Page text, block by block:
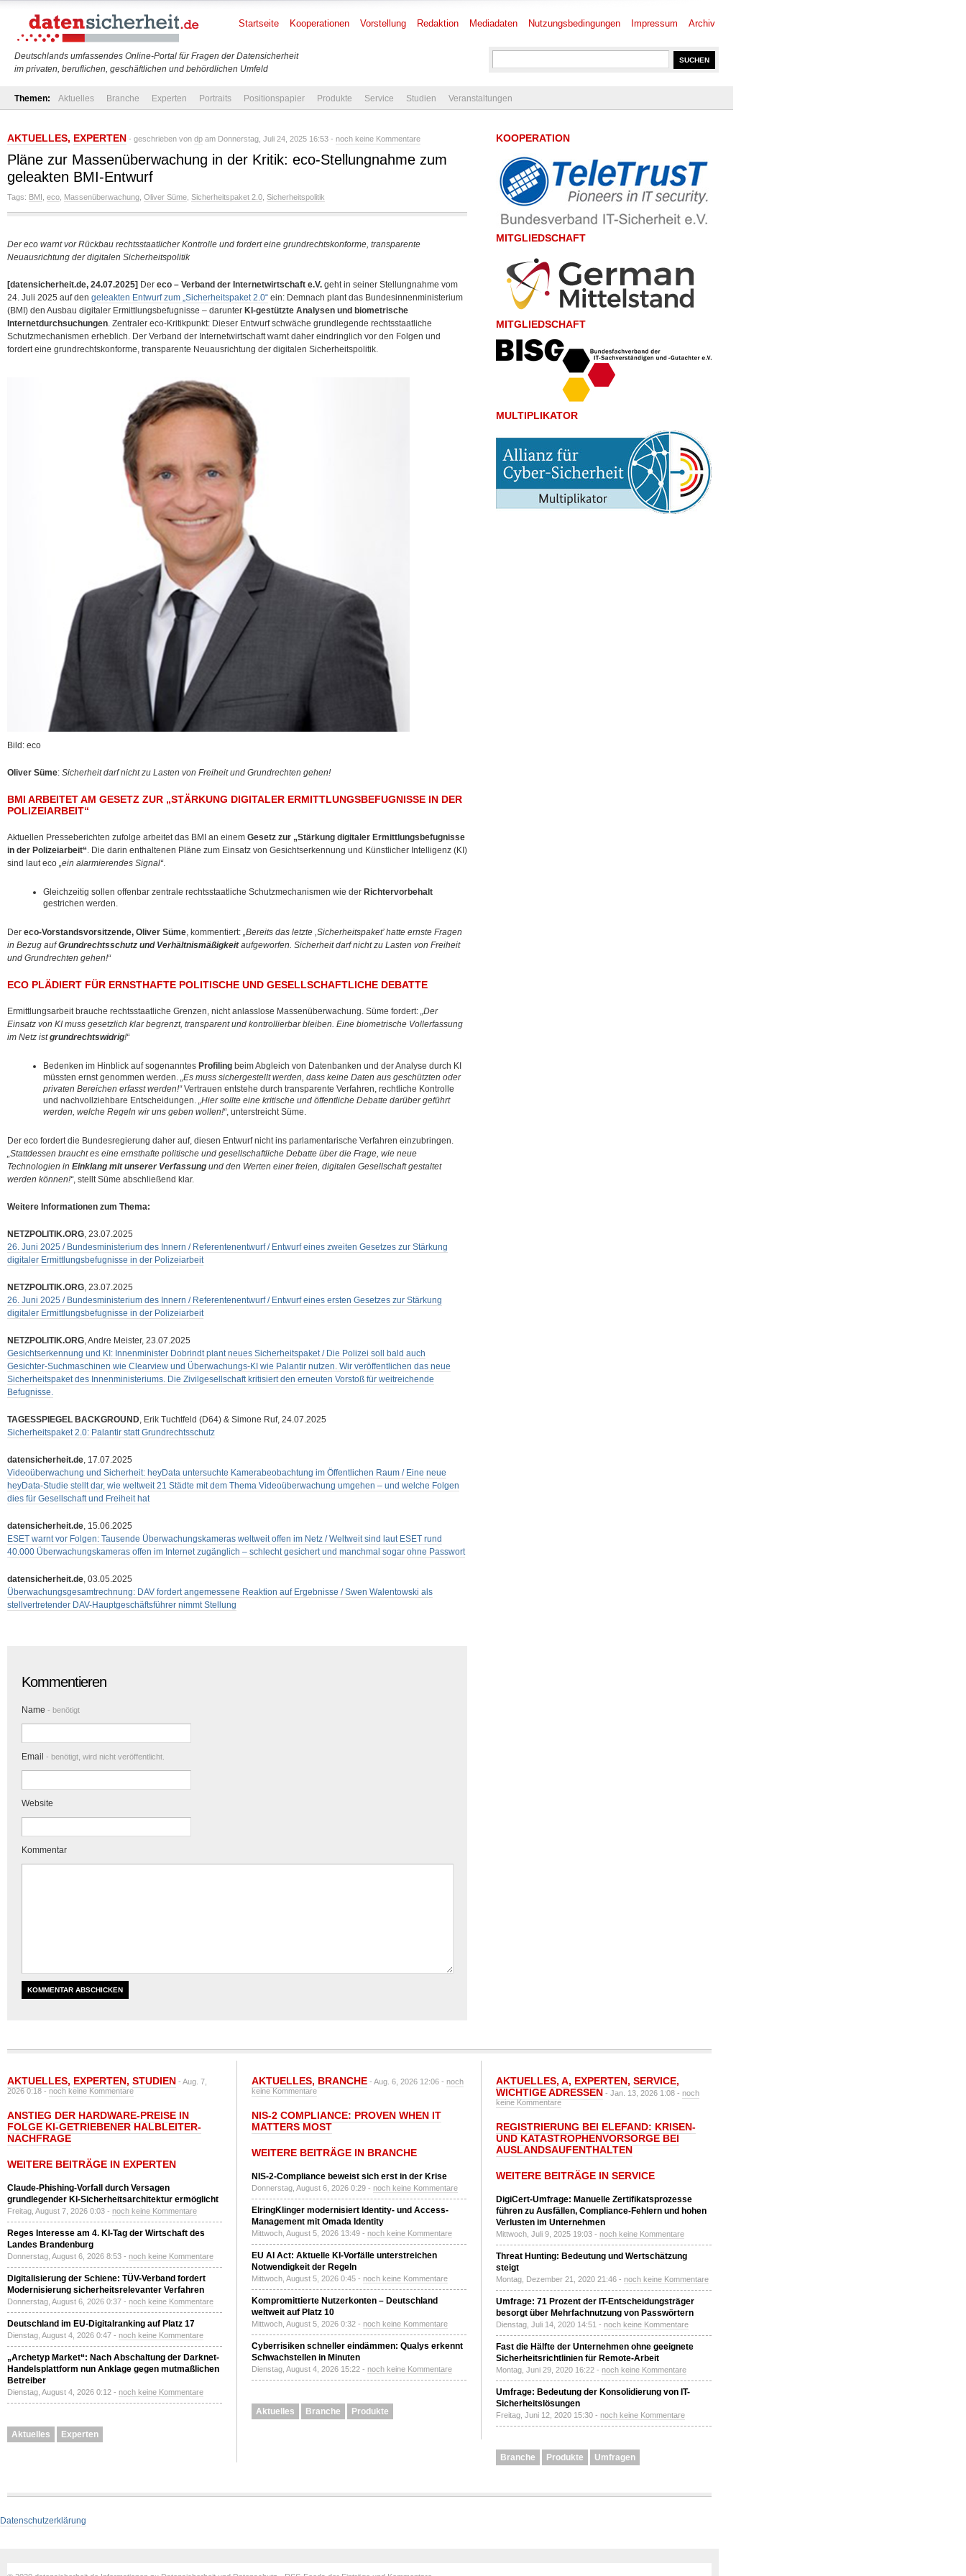
Deutschlands umfassendes Online-Portal für Fragen der Datensicherheit
im privaten, beruflichen, geschäftlichen und behördlichen Umfeld
Startseite Kooperationen Vorstellung Redaktion Mediadaten Nutzungsbedingungen Impressum Archiv
Themen: Aktuelles Branche Experten Portraits Positionspapier Produkte Service Studien Veranstaltungen
AKTUELLES, EXPERTEN - geschrieben von dp am Donnerstag, Juli 24, 2025 16:53 - noch keine Kommentare
Pläne zur Massenüberwachung in der Kritik: eco-Stellungnahme zum
geleakten BMI-Entwurf
Tags: BMI eco Massenüberwachung Oliver Süme Sicherheitspaket 2.0 Sicherheitspolitik
Der eco warnt vor Rückbau rechtsstaatlicher Kontrolle und fordert eine grundrechtskonforme, transparente
Neuausrichtung der digitalen Sicherheitspolitik
[datensicherheit.de, 24.07.2025] Der eco – Verband der Internetwirtschaft e.V. geht in seiner Stellungnahme vom
24. Juli 2025 auf den geleakten Entwurf zum „Sicherheitspaket 2.0“ ein: Demnach plant das Bundesinnenministerium
(BMI) den Ausbau digitaler Ermittlungsbefugnisse – darunter KI-gestützte Analysen und biometrische
Internetdurchsuchungen. Zentraler eco-Kritikpunkt: Dieser Entwurf schwäche grundlegende rechtsstaatliche
Schutzmechanismen erheblich. Der Verband der Internetwirtschaft warnt daher eindringlich vor den Folgen und
fordert eine grundrechtskonforme, transparente Neuausrichtung der digitalen Sicherheitspolitik.
Bild: eco
Oliver Süme: Sicherheit darf nicht zu Lasten von Freiheit und Grundrechten gehen!
BMI ARBEITET AM GESETZ ZUR „STÄRKUNG DIGITALER ERMITTLUNGSBEFUGNISSE IN DER
POLIZEIARBEIT“
Aktuellen Presseberichten zufolge arbeitet das BMI an einem Gesetz zur „Stärkung digitaler Ermittlungsbefugnisse
in der Polizeiarbeit“. Die darin enthaltenen Pläne zum Einsatz von Gesichtserkennung und Künstlicher Intelligenz (KI)
sind laut eco „ein alarmierendes Signal“.
Gleichzeitig sollen offenbar zentrale rechtsstaatliche Schutzmechanismen wie der Richtervorbehalt
gestrichen werden.
Der eco-Vorstandsvorsitzende, Oliver Süme, kommentiert: „Bereits das letzte ,Sicherheitspaket’ hatte ernste Fragen
in Bezug aufGrundrechtsschutz und Verhältnismäßigkeitaufgeworfen. Sicherheit darf nicht zu Lasten von Freiheit
und Grundrechten gehen!“
ECO PLÄDIERT FÜR ERNSTHAFTE POLITISCHE UND GESELLSCHAFTLICHE DEBATTE
Ermittlungsarbeit brauche rechtsstaatliche Grenzen, nicht anlasslose Massenüberwachung. Süme fordert: „Der
Einsatz von KI muss gesetzlich klar begrenzt, transparent und kontrollierbar bleiben. Eine biometrische Vollerfassung
im Netz istgrundrechtswidrig!“
Bedenken im Hinblick auf sogenanntes Profiling beim Abgleich von Datenbanken und der Analyse durch KI
müssten ernst genommen werden. „Es muss sichergestellt werden, dass keine Daten aus geschützten oder
privaten Bereichen erfasst werden!“Vertrauen entstehe durch transparente Verfahren, rechtliche Kontrolle
und nachvollziehbare Entscheidungen. „Hier sollte eine kritische und öffentliche Debatte darüber geführt
werden, welche Regeln wir uns geben wollen!“, unterstreicht Süme.
Der eco fordert die Bundesregierung daher auf, diesen Entwurf nicht ins parlamentarische Verfahren einzubringen.
„Stattdessen braucht es eine ernsthafte politische und gesellschaftliche Debatte über die Frage, wie neue
Technologien in Einklang mit unserer Verfassung und den Werten einer freien, digitalen Gesellschaft gestaltet
werden können!“, stellt Süme abschließend klar.
Weitere Informationen zum Thema:
NETZPOLITIK.ORG, 23.07.2025
26. Juni 2025 / Bundesministerium des Innern / Referentenentwurf / Entwurf eines zweiten Gesetzes zur Stärkung
digitaler Ermittlungsbefugnisse in der Polizeiarbeit
NETZPOLITIK.ORG, 23.07.2025
26. Juni 2025 / Bundesministerium des Innern / Referentenentwurf / Entwurf eines ersten Gesetzes zur Stärkung
digitaler Ermittlungsbefugnisse in der Polizeiarbeit
NETZPOLITIK.ORG, Andre Meister, 23.07.2025
Gesichtserkennung und KI: Innenminister Dobrindt plant neues Sicherheitspaket / Die Polizei soll bald auch
Gesichter-Suchmaschinen wie Clearview und Überwachungs-KI wie Palantir nutzen. Wir veröffentlichen das neue
Sicherheitspaket des Innenministeriums. Die Zivilgesellschaft kritisiert den erneuten Vorstoß für weitreichende
Befugnisse.
TAGESSPIEGEL BACKGROUND, Erik Tuchtfeld (D64) & Simone Ruf, 24.07.2025
Sicherheitspaket 2.0: Palantir statt Grundrechtsschutz
datensicherheit.de, 17.07.2025
Videoüberwachung und Sicherheit: heyData untersuchte Kamerabeobachtung im Öffentlichen Raum / Eine neue
heyData-Studie stellt dar, wie weltweit 21 Städte mit dem Thema Videoüberwachung umgehen – und welche Folgen
dies für Gesellschaft und Freiheit hat
datensicherheit.de, 15.06.2025
ESET warnt vor Folgen: Tausende Überwachungskameras weltweit offen im Netz / Weltweit sind laut ESET rund
40.000 Überwachungskameras offen im Internet zugänglich – schlecht gesichert und manchmal sogar ohne Passwort
datensicherheit.de, 03.05.2025
Überwachungsgesamtrechnung: DAV fordert angemessene Reaktion auf Ergebnisse / Swen Walentowski als
stellvertretender DAV-Hauptgeschäftsführer nimmt Stellung
Kommentieren
Name - benötigt
Email - benötigt, wird nicht veröffentlicht.
Website
Kommentar
KOOPERATION
MITGLIEDSCHAFT
MITGLIEDSCHAFT
MULTIPLIKATOR
AKTUELLES, EXPERTEN, STUDIEN - Aug. 7,
2026 0:18 -noch keine Kommentare
ANSTIEG DER HARDWARE-PREISE IN
FOLGE KI-GETRIEBENER HALBLEITER-
NACHFRAGE
WEITERE BEITRÄGE IN EXPERTEN
Claude-Phishing-Vorfall durch Versagen
grundlegender KI-Sicherheitsarchitektur ermöglicht
Freitag, August 7, 2026 0:03 - noch keine Kommentare
Reges Interesse am 4. KI-Tag der Wirtschaft des
Landes Brandenburg
Donnerstag, August 6, 2026 8:53 - noch keine Kommentare
Digitalisierung der Schiene: TÜV-Verband fordert
Modernisierung sicherheitsrelevanter Verfahren
Donnerstag, August 6, 2026 0:37 - noch keine Kommentare
Deutschland im EU-Digitalranking auf Platz 17
Dienstag, August 4, 2026 0:47 - noch keine Kommentare
„Archetyp Market“: Nach Abschaltung der Darknet-
Handelsplattform nun Anklage gegen mutmaßlichen
Betreiber
Dienstag, August 4, 2026 0:12 - noch keine Kommentare
Aktuelles Experten
AKTUELLES, BRANCHE - Aug. 6, 2026 12:06 - noch
keine Kommentare
NIS-2 COMPLIANCE: PROVEN WHEN IT
MATTERS MOST
WEITERE BEITRÄGE IN BRANCHE
NIS-2-Compliance beweist sich erst in der Krise
Donnerstag, August 6, 2026 0:29 - noch keine Kommentare
ElringKlinger modernisiert Identity- und Access-
Management mit Omada Identity
Mittwoch, August 5, 2026 13:49 - noch keine Kommentare
EU AI Act: Aktuelle KI-Vorfälle unterstreichen
Notwendigkeit der Regeln
Mittwoch, August 5, 2026 0:45 - noch keine Kommentare
Kompromittierte Nutzerkonten – Deutschland
weltweit auf Platz 10
Mittwoch, August 5, 2026 0:32 - noch keine Kommentare
Cyberrisiken schneller eindämmen: Qualys erkennt
Schwachstellen in Minuten
Dienstag, August 4, 2026 15:22 - noch keine Kommentare
Aktuelles Branche Produkte
AKTUELLES, A, EXPERTEN, SERVICE,
WICHTIGE ADRESSEN - Jan. 13, 2026 1:08 - noch
keine Kommentare
REGISTRIERUNG BEI ELEFAND: KRISEN-
UND KATASTROPHENVORSORGE BEI
AUSLANDSAUFENTHALTEN
WEITERE BEITRÄGE IN SERVICE
DigiCert-Umfrage: Manuelle Zertifikatsprozesse
führen zu Ausfällen, Compliance-Fehlern und hohen
Verlusten im Unternehmen
Mittwoch, Juli 9, 2025 19:03 - noch keine Kommentare
Threat Hunting: Bedeutung und Wertschätzung
steigt
Montag, Dezember 21, 2020 21:46 - noch keine Kommentare
Umfrage: 71 Prozent der IT-Entscheidungsträger
besorgt über Mehrfachnutzung von Passwörtern
Dienstag, Juli 14, 2020 14:51 - noch keine Kommentare
Fast die Hälfte der Unternehmen ohne geeignete
Sicherheitsrichtlinien für Remote-Arbeit
Montag, Juni 29, 2020 16:22 - noch keine Kommentare
Umfrage: Bedeutung der Konsolidierung von IT-
Sicherheitslösungen
Freitag, Juni 12, 2020 15:30 - noch keine Kommentare
Branche Produkte Umfragen
Datenschutzerklärung